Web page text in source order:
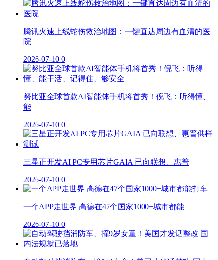
腾讯火速上线蛇伤救治地图：一键直达周边有血清的医
院
2026-07-10 0
努比亚全球首款AI智能体手机将首秀！倪飞：听得懂、
能
2026-07-10 0
三星正开发AI PC专用芯片GAIA 已向联想、惠普
2026-07-10 0
一个APP走世界 高德在47个国家1000+城市都能
2026-07-10 0